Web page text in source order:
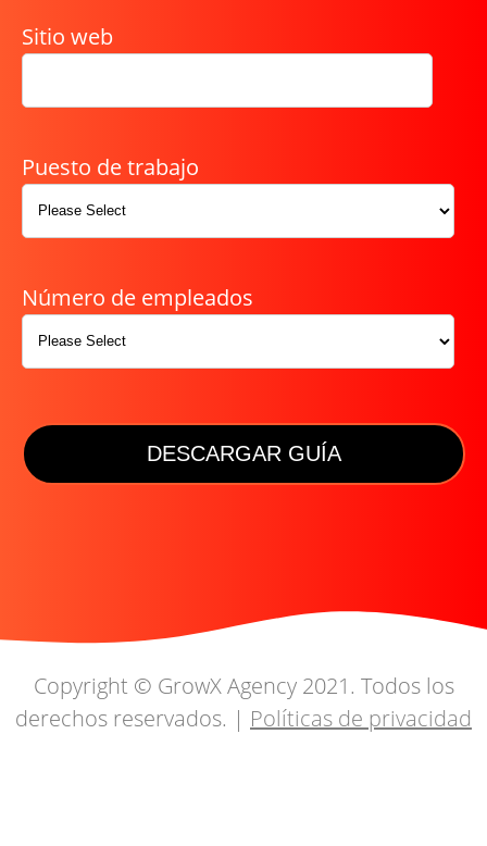
Sitio web
Puesto de trabajo
Número de empleados
Copyright © GrowX Agency 2021. Todos los
derechos reservados. | Políticas de privacidad